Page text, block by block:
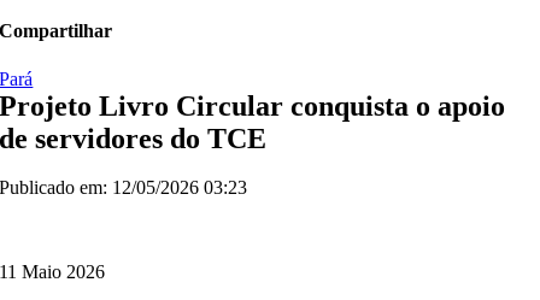
Compartilhar
Pará
Projeto Livro Circular conquista o apoio
de servidores do TCE
Publicado em: 12/05/2026 03:23
11 Maio 2026